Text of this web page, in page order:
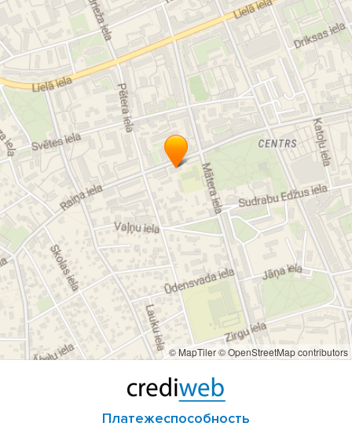
© MapTiler© OpenStreetMap contributors
Платежеспособность